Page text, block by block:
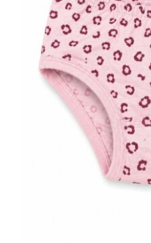
Dečije ženske
srca print